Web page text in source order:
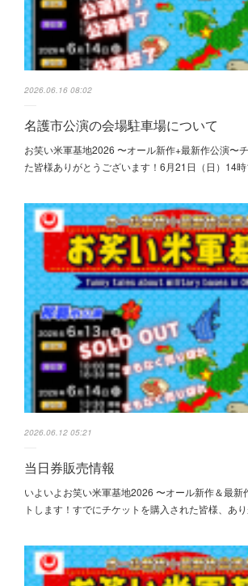
2026.06.16 08:02
名護市公演の会場駐車場について
お笑い米軍基地2026 〜オール新作+最新作公演〜
た皆様ありがとうございます！6月21日（日）
2026.06.12 05:21
当日券販売情報
いよいよお笑い米軍基地2026 〜オール新作＆最
トします！すでにチケットを購入された皆様、あ